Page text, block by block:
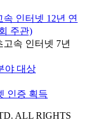
ALL RIGHTS